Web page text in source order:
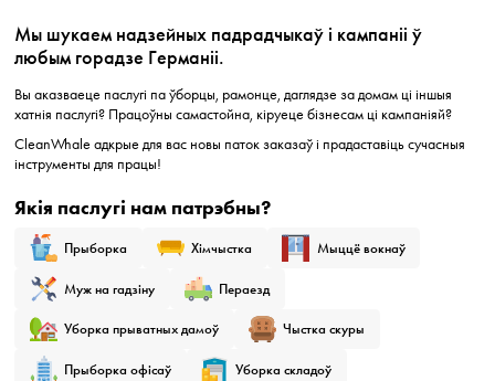
Мы шукаем надзейных падрадчыкаў і кампаніі ў
любым горадзе Германіі.
Вы аказваеце паслугі па ўборцы, рамонце, даглядзе за домам ці іншыя
хатнія паслугі? Працоўны самастойна, кіруеце бізнесам ці кампаніяй?
CleanWhale адкрые для вас новы паток заказаў і прадаставіць сучасныя
інструменты для працы!
Якія паслугі нам патрэбны?
Прыборка Хімчыстка Мыццё вокнаў
Муж на гадзіну Пераезд
Уборка прыватных дамоў Чыстка скуры
Прыборка офісаў Уборка складоў